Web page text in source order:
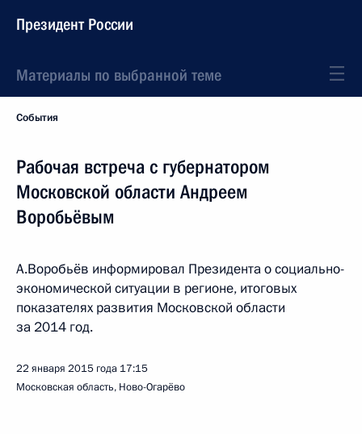
Президент России
Материалы по выбранной теме
События
Рабочая встреча с губернатором
Московской области Андреем
Воробьёвым
А.Воробьёв информировал Президента о социально-
экономической ситуации в регионе, итоговых
показателях развития Московской области
за 2014 год.
22 января 2015 года 17:15
Московская область, Ново-Огарёво